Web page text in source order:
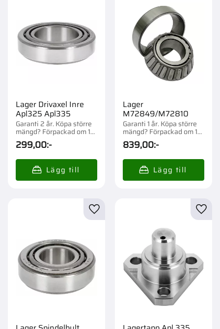
Lager Drivaxel Inre
Apl325 Apl335
Garanti 2 år. Köpa större
mängd? Förpackad om 1
st.
299,00:-
Lager
M72849/M72810
Garanti 1 år. Köpa större
mängd? Förpackad om 1
st.
839,00:-
Lägg till i favoriter